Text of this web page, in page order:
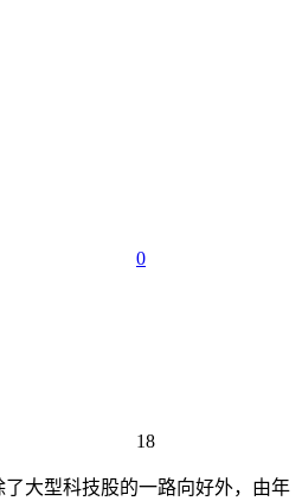
0
18
了大型科技股的一路向好外，由年